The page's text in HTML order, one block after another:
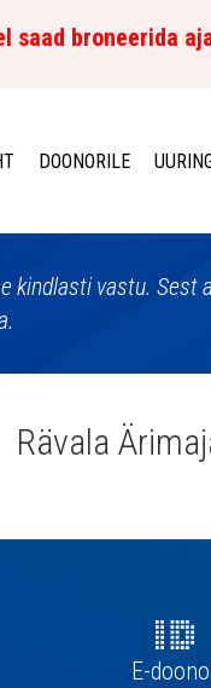
saad broneerida
DOONORILE
kindlasti vastu. Sest
Rävala
E-